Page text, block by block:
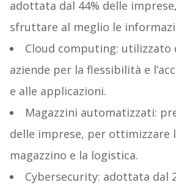
adottata dal 44% delle
sfruttare al meglio le
Cloud computing: utilizzato
aziende per la flessibilità e
e alle applicazioni.
Magazzini automatizzati:
delle imprese, per ottimizzare
magazzino e la logistica.
Cybersecurity: adottata dal